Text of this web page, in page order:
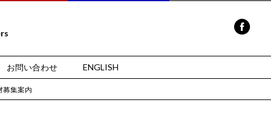
募集案内
お問い合わせ ENGLISH